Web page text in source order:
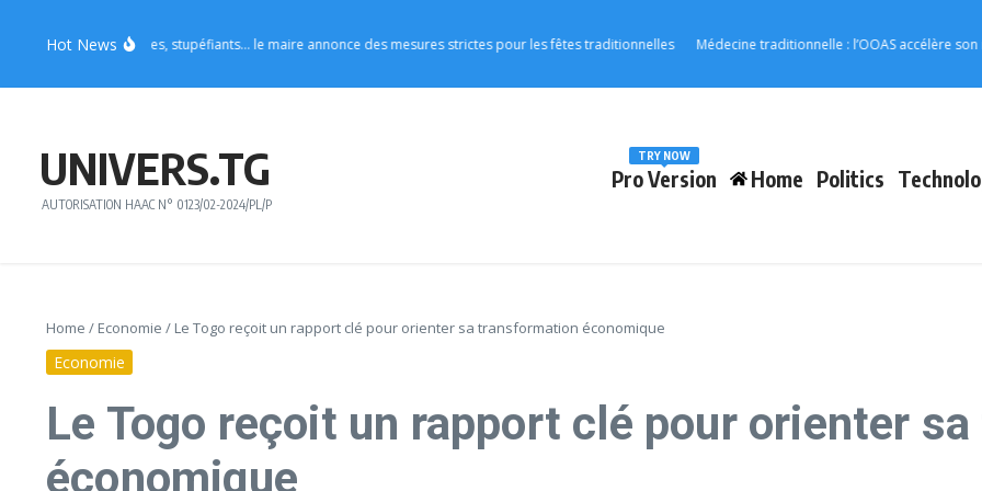
Hot News
indécentes, stupéfiants… le maire annonce des mesures strictes pour les fêtes traditionnelles Médecine traditionnelle : l’OOAS accélère son
UNIVERS.TG
AUTORISATION HAAC N° 0123/02-2024/PL/P
Pro Version
TRY NOW
Home Politics
Home / Economie / Le Togo reçoit un rapport clé pour orienter sa transformation économique
Economie
Le Togo reçoit un rapport clé pour orienter
économique